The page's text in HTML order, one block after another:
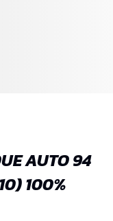
AUTO 94
100%